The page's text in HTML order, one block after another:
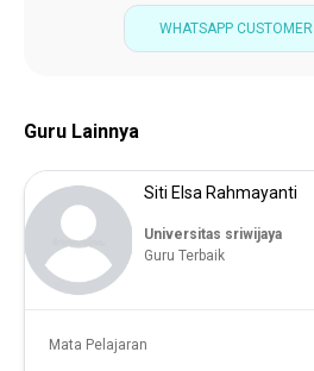
WHATSAPP
Guru Lainnya
Siti Elsa Rahmayanti
Universitas sriwijaya
Guru Terbaik
Mata Pelajaran